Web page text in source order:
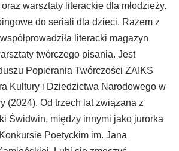
warsztaty literackie dla młodzieży.
do seriali dla dzieci. Razem z
literacki magazyn
twórczego pisania. Jest
Popierania Twórczości ZAIKS
Kultury i Dziedzictwa Narodowego w
(2024). Od trzech lat związana z
Świdwin, między innymi jako jurorka
Poetyckim im. Jana